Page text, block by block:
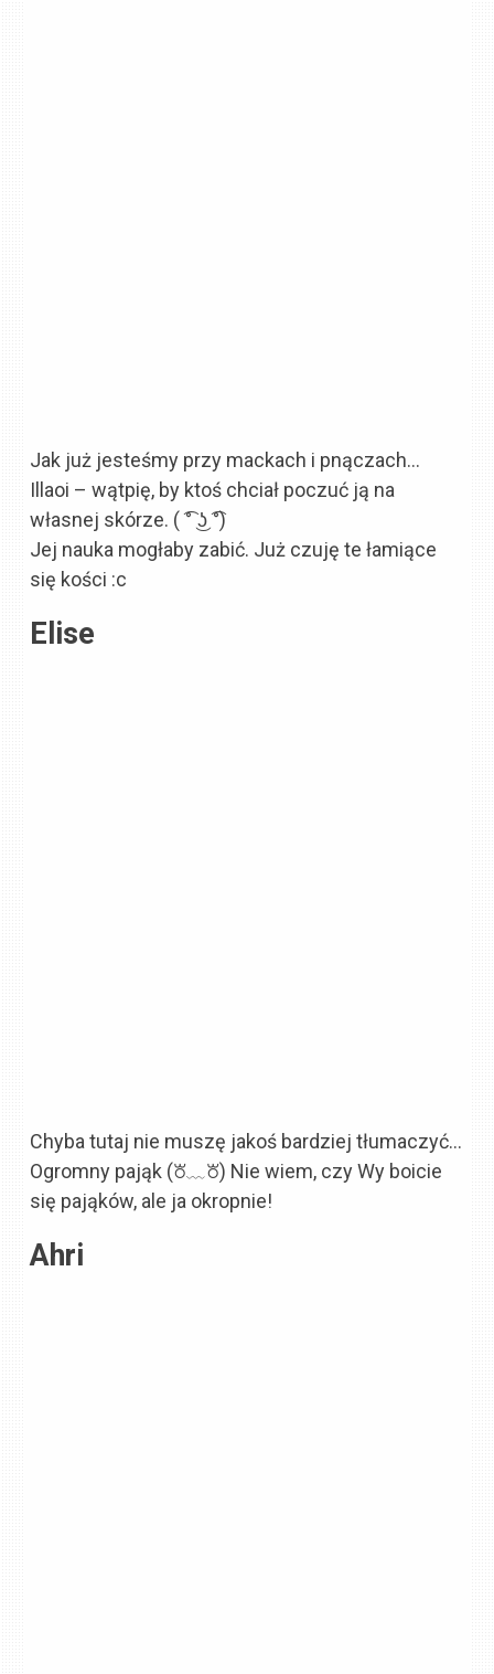
Jak już jesteśmy przy mackach i pnączach…
Illaoi – wątpię, by ktoś chciał poczuć ją na
własnej skórze. ( ͡° ͜ʖ ͡°)
Jej nauka mogłaby zabić. Już czuję te łamiące
się kości :c
Elise
Chyba tutaj nie muszę jakoś bardziej tłumaczyć…
Ogromny pająk (꘠﹏꘠) Nie wiem, czy Wy boicie
się pająków, ale ja okropnie!
Ahri